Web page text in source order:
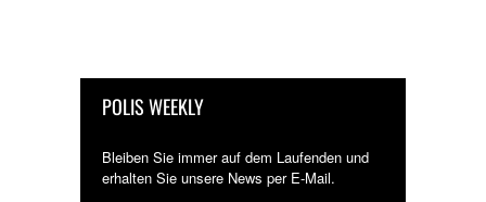
POLIS WEEKLY
Bleiben Sie immer auf dem Laufenden und
erhalten Sie unsere News per E-Mail.